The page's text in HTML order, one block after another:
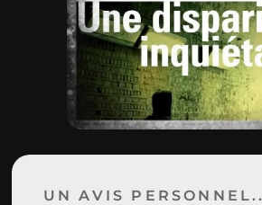
UN AVIS